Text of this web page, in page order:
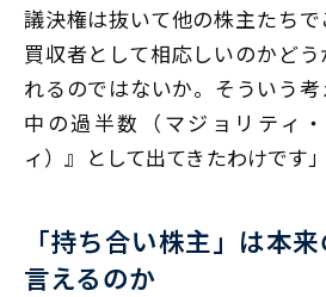
議決権は抜いて他の株主たち
買収者として相応しいのかど
れるのではないか。そういう
中の過半数（マジョリティ
ィ）』として出てきたわけです」
「持ち合い株主」は本
言えるのか